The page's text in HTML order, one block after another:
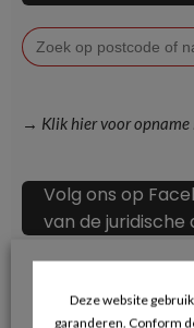
Zoek
naar:
→ Klik hier voor opname
Volg ons op
van de juridische
Deze website
garanderen. Conform